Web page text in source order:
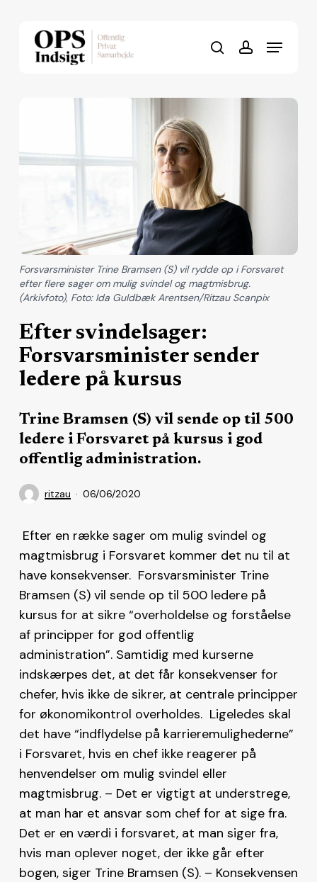
searchaccount
Menu
Efter svindelsager:
Forsvarsminister sender
ledere på kursus
Trine Bramsen (S) vil sende op til 500
ledere i Forsvaret på kursus i god
offentlig administration.
ritzau 06/06/2020
Forsvarsminister Trine Bramsen (S) vil rydde op i Forsvaret
efter flere sager om mulig svindel og magtmisbrug.
(Arkivfoto), Foto: Ida Guldbæk Arentsen/Ritzau Scanpix
Efter en række sager om mulig svindel og
magtmisbrug i Forsvaret kommer det nu til at
have konsekvenser. Forsvarsminister Trine
Bramsen (S) vil sende op til 500 ledere på
kursus for at sikre “overholdelse og forståelse
af principper for god offentlig
administration”. Samtidig med kurserne
indskærpes det, at det får konsekvenser for
chefer, hvis ikke de sikrer, at centrale principper
for økonomikontrol overholdes. Ligeledes skal
det have “indflydelse på karrieremulighederne”
i Forsvaret, hvis en chef ikke reagerer på
henvendelser om mulig svindel eller
magtmisbrug. – Det er vigtigt at understrege,
at man har et ansvar som chef for at sige fra.
Det er en værdi i forsvaret, at man siger fra,
hvis man oplever noget, der ikke går efter
bogen, siger Trine Bramsen (S). – Konsekvensen
Close